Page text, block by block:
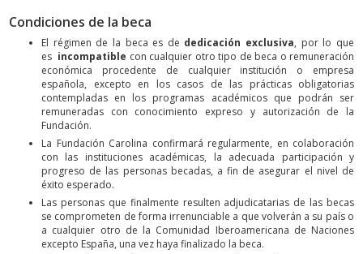
Condiciones de la beca
El régimen de la beca es de dedicación exclusiva, por lo que
es incompatible con cualquier otro tipo de beca o remuneración
económica procedente de cualquier institución o empresa
española, excepto en los casos de las prácticas obligatorias
contempladas en los programas académicos que podrán ser
remuneradas con conocimiento expreso y autorización de la
Fundación.
La Fundación Carolina confirmará regularmente, en colaboración
con las instituciones académicas, la adecuada participación y
progreso de las personas becadas, a fin de asegurar el nivel de
éxito esperado.
Las personas que finalmente resulten adjudicatarias de las becas
se comprometen de forma irrenunciable a que volverán a su país o
a cualquier otro de la Comunidad Iberoamericana de Naciones
excepto España, una vez haya finalizado la beca.